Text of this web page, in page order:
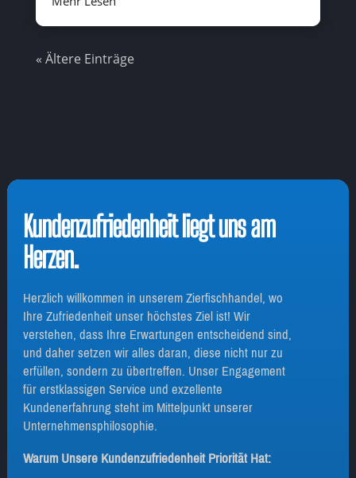
« Ältere Einträge
Kundenzufriedenheit liegt uns am
Herzen.
Herzlich willkommen in unserem Zierfischhandel, wo
Ihre Zufriedenheit unser höchstes Ziel ist! Wir
verstehen, dass Ihre Erwartungen entscheidend sind,
und daher setzen wir alles daran, diese nicht nur zu
erfüllen, sondern zu übertreffen. Unser Engagement
für erstklassigen Service und exzellente
Kundenerfahrung steht im Mittelpunkt unserer
Unternehmensphilosophie.
Warum Unsere Kundenzufriedenheit Priorität Hat: